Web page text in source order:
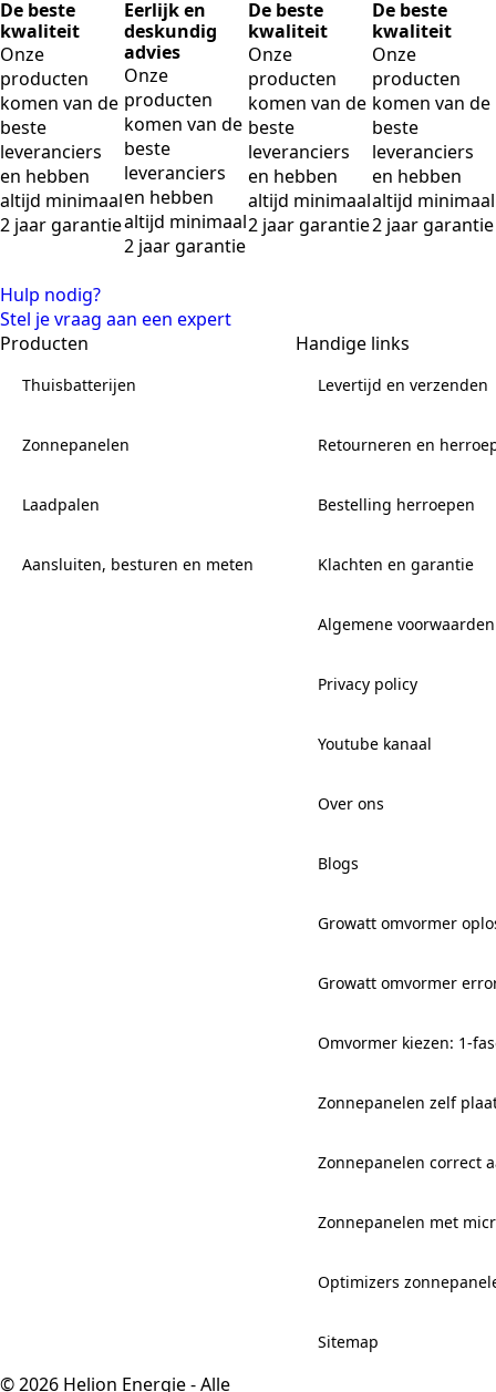
De beste
kwaliteit
Onze
producten
komen van de
beste
leveranciers
en hebben
altijd minimaal
2 jaar garantie
Eerlijk en
deskundig
advies
Onze
producten
komen van de
beste
leveranciers
en hebben
altijd minimaal
2 jaar garantie
De beste
kwaliteit
Onze
producten
komen van de
beste
leveranciers
en hebben
altijd minimaal
2 jaar garantie
De beste
kwaliteit
Onze
producten
komen van de
beste
leveranciers
en hebben
altijd minimaal
2 jaar garantie
Hulp nodig?
Stel je vraag aan een expert
Producten
Thuisbatterijen
Zonnepanelen
Laadpalen
Aansluiten, besturen en meten
Handige links
Levertijd en verzenden
Retourneren en
Bestelling herroepen
Klachten en garantie
Algemene voorwaarden
Privacy policy
Youtube kanaal
Over ons
Blogs
Growatt omvormer
Growatt omvormer
Omvormer kiezen: 1-
Zonnepanelen zelf
Zonnepanelen correct
Zonnepanelen met
Optimizers
Sitemap
© 2026 Helion Energie - Alle